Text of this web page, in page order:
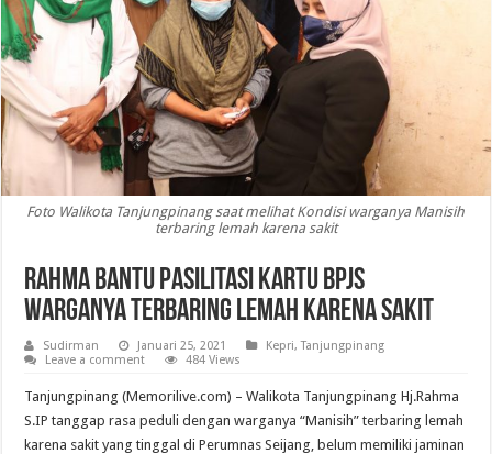
Foto Walikota Tanjungpinang saat melihat Kondisi warganya Manisih
terbaring lemah karena sakit
Rahma Bantu Pasilitasi Kartu BPJS
Warganya Terbaring Lemah Karena Sakit
Sudirman Januari 25, 2021 Kepri,Tanjungpinang
Leave a comment
484 Views
Tanjungpinang (Memorilive.com) – Walikota Tanjungpinang Hj.Rahma
S.IP tanggap rasa peduli dengan warganya “Manisih” terbaring lemah
karena sakit yang tinggal di Perumnas Seijang, belum memiliki jaminan